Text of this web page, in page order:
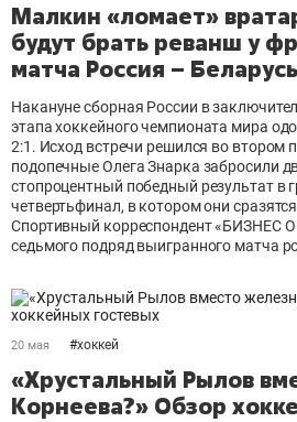
Малкин «ломает»
будут брать реванш у
матча Россия – Беларусь
Накануне сборная России в
этапа хоккейного чемпионата мира
2:1. Исход встречи решился во втором
подопечные Олега Знарка забросили
стопроцентный победный результат в
четвертьфинал, в котором они
Спортивный корреспондент «БИЗНЕС
седьмого подряд выигранного матча
20 мая #хоккей
«Хрустальный Рылов
Корнеева?» Обзор